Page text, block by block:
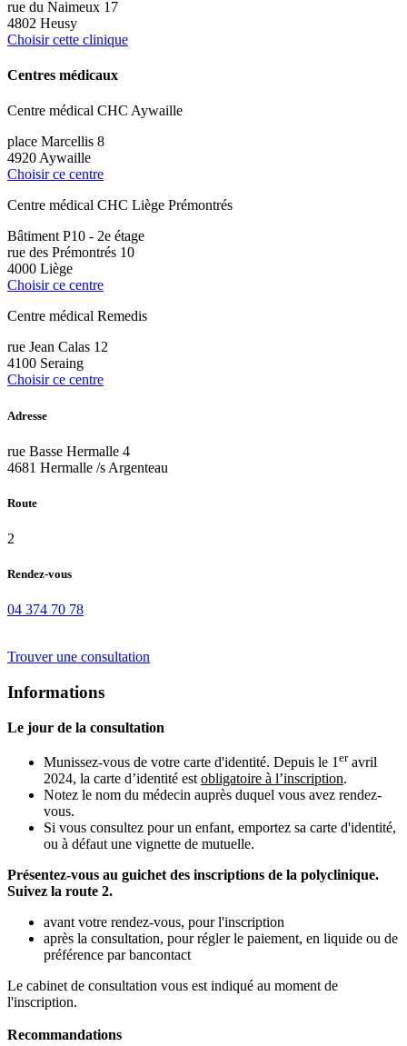
rue du Naimeux 17
4802 Heusy
Choisir cette clinique
Centres médicaux
Centre médical CHC Aywaille
place Marcellis 8
4920 Aywaille
Choisir ce centre
Centre médical CHC Liège Prémontrés
Bâtiment P10 - 2e étage
rue des Prémontrés 10
4000 Liège
Choisir ce centre
Centre médical Remedis
rue Jean Calas 12
4100 Seraing
Choisir ce centre
Adresse
rue Basse Hermalle 4
4681 Hermalle /s Argenteau
Route
2
Rendez-vous
04 374 70 78
Trouver une consultation
Informations
Le jour de la consultation
Munissez-vous de votre carte d'identité. Depuis le 1 eravril
2024, la carte d’identité est obligatoire à l’inscription.
Notez le nom du médecin auprès duquel vous avez rendez-
vous.
Si vous consultez pour un enfant, emportez sa carte d'identité,
ou à défaut une vignette de mutuelle.
Présentez-vous au guichet des inscriptions de la polyclinique.
Suivez la route 2.
avant votre rendez-vous, pour l'inscription
après la consultation, pour régler le paiement, en liquide ou de
préférence par bancontact
Le cabinet de consultation vous est indiqué au moment de
l'inscription.
Recommandations